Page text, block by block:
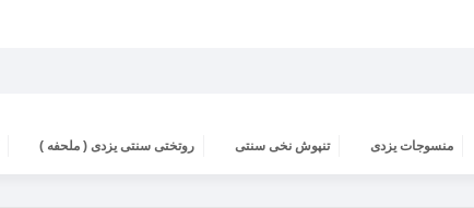
منسوجات یزدی تنپوش نخی سنتی روتختی سنتی یزدی ( ملحفه )